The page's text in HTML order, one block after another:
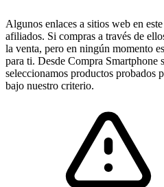
Algunos enlaces a sitios web en
afiliados. Si compras a través de
la venta, pero en ningún momento
para ti. Desde Compra Smartphone
seleccionamos productos probados
bajo nuestro criterio.